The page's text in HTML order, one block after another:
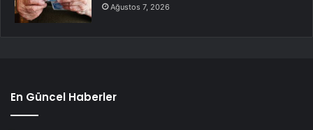
Ağustos 7, 2026
En Güncel Haberler